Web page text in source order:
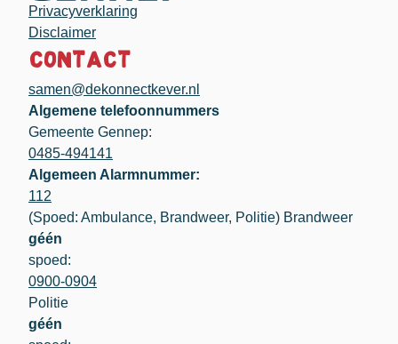
Privacyverklaring
Disclaimer
Contact
samen@dekonnectkever.nl
Algemene telefoonnummers
Gemeente Gennep:
0485-494141
Algemeen Alarmnummer:
112
(Spoed: Ambulance, Brandweer, Politie) Brandweer
géén
spoed:
0900-0904
Politie
géén